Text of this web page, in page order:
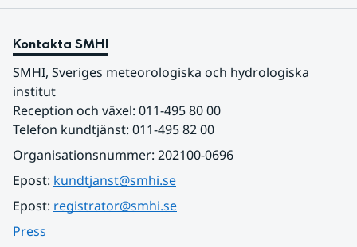
Kontakta SMHI
SMHI, Sveriges meteorologiska och hydrologiska
institut
Reception och växel: 011-495 80 00
Telefon kundtjänst: 011-495 82 00
Organisationsnummer: 202100-0696
Epost: kundtjanst@smhi.se
Epost: registrator@smhi.se
Press